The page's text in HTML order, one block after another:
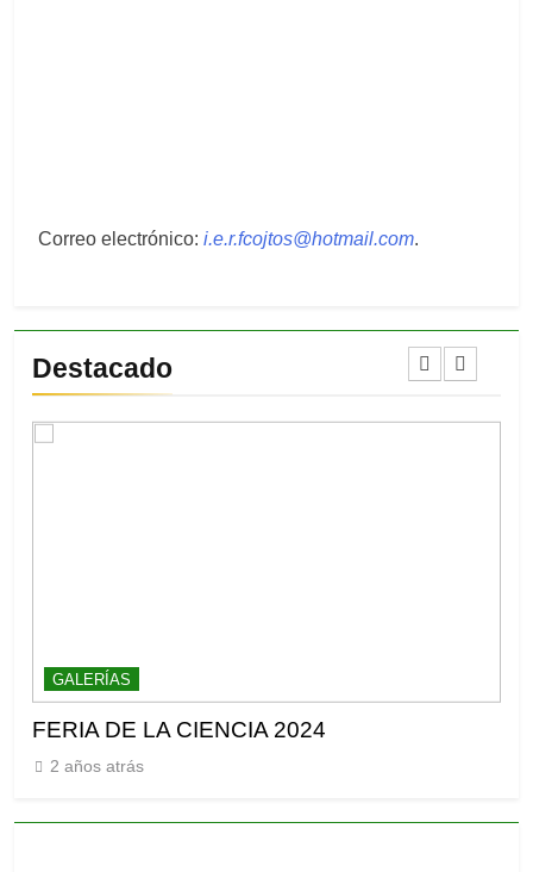
Correo electrónico: i.e.r.fcojtos@hotmail.com.
Destacado
GALERÍAS
FERIA DE LA CIENCIA 2024
2 años atrás